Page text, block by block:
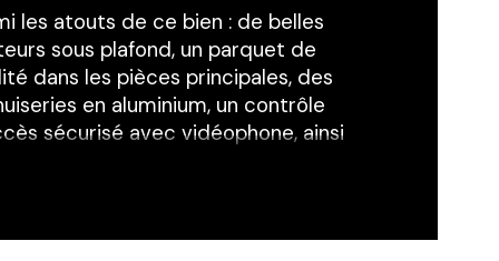
les atouts de ce bien : de belles
sous plafond, un parquet de
dans les pièces principales, des
en aluminium, un contrôle
sécurisé avec vidéophone, ainsi